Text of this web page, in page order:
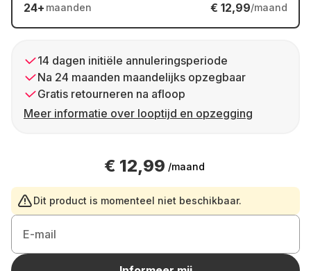
24+ maanden € 12,99/maand
14 dagen initiële annuleringsperiode
Na 24 maanden maandelijks opzegbaar
Gratis retourneren na afloop
Meer informatie over looptijd en opzegging
€ 12,99 /maand
Dit product is momenteel niet beschikbaar.
E-mail